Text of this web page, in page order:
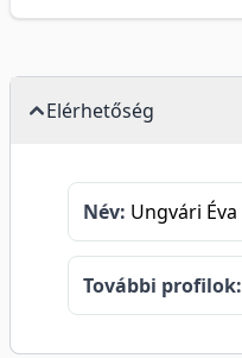
Elérhetőség
Név: Ungvári Éva
További profilok: